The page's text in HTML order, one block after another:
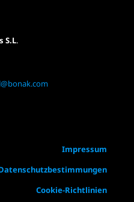
S.L.
Impressum
Cookie-Richtlinien